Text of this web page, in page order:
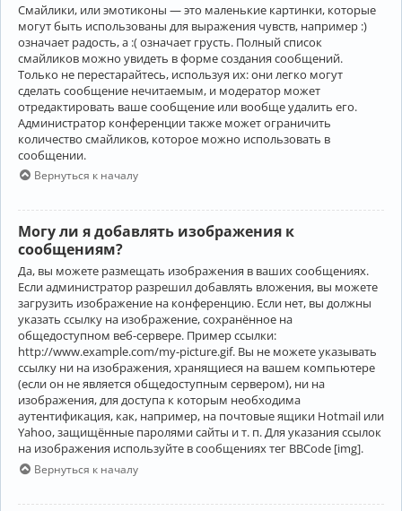
Смайлики, или эмотиконы — это маленькие картинки, которые
могут быть использованы для выражения чувств, например :)
означает радость, а :( означает грусть. Полный список
смайликов можно увидеть в форме создания сообщений.
Только не перестарайтесь, используя их: они легко могут
сделать сообщение нечитаемым, и модератор может
отредактировать ваше сообщение или вообще удалить его.
Администратор конференции также может ограничить
количество смайликов, которое можно использовать в
сообщении.
Вернуться к началу
Могу ли я добавлять изображения к
сообщениям?
Да, вы можете размещать изображения в ваших сообщениях.
Если администратор разрешил добавлять вложения, вы можете
загрузить изображение на конференцию. Если нет, вы должны
указать ссылку на изображение, сохранённое на
общедоступном веб-сервере. Пример ссылки:
http://www.example.com/my-picture.gif. Вы не можете указывать
ссылку ни на изображения, хранящиеся на вашем компьютере
(если он не является общедоступным сервером), ни на
изображения, для доступа к которым необходима
аутентификация, как, например, на почтовые ящики Hotmail или
Yahoo, защищённые паролями сайты и т. п. Для указания ссылок
на изображения используйте в сообщениях тег BBCode [img].
Вернуться к началу